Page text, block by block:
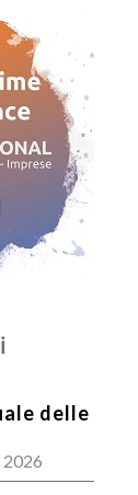
delle
2026